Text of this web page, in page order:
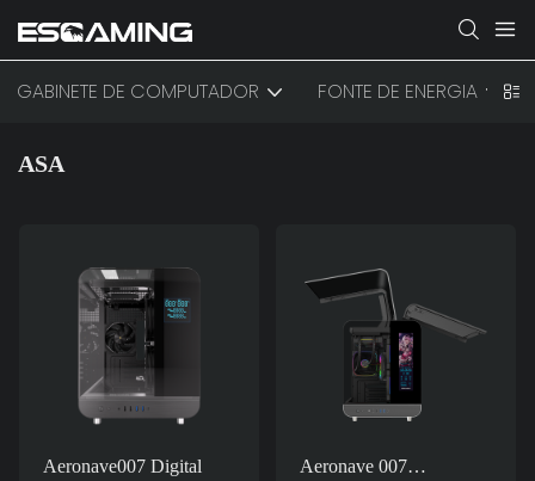
GABINETE DE COMPUTADOR FONTE DE ENERGIA
ASA
Aeronave007 Digital
Aeronave 007